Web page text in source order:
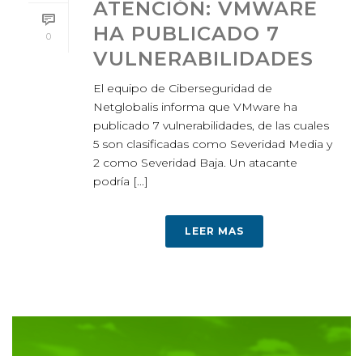
0
ATENCIÓN: VMWARE
HA PUBLICADO 7
VULNERABILIDADES
El equipo de Ciberseguridad de
Netglobalis informa que VMware ha
publicado 7 vulnerabilidades, de las cuales
5 son clasificadas como Severidad Media y
2 como Severidad Baja. Un atacante
podría [...]
LEER MAS